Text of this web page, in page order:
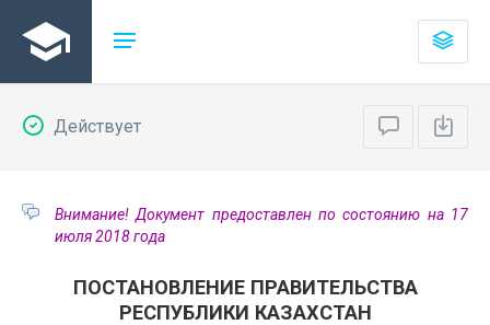
Действует
Внимание! Документ предоставлен по состоянию на 17
июля 2018 года
ПОСТАНОВЛЕНИЕ ПРАВИТЕЛЬСТВА
РЕСПУБЛИКИ КАЗАХСТАН